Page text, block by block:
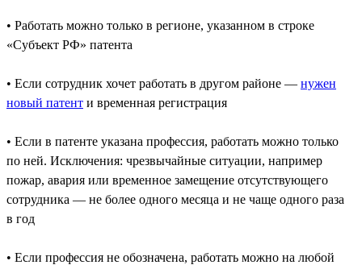
• Работать можно только в регионе, указанном в строке
«Субъект РФ» патента
• Если сотрудник хочет работать в другом районе — нужен
новый патент и временная регистрация
• Если в патенте указана профессия, работать можно только
по ней. Исключения: чрезвычайные ситуации, например
пожар, авария или временное замещение отсутствующего
сотрудника — не более одного месяца и не чаще одного раза
в год
• Если профессия не обозначена, работать можно на любой